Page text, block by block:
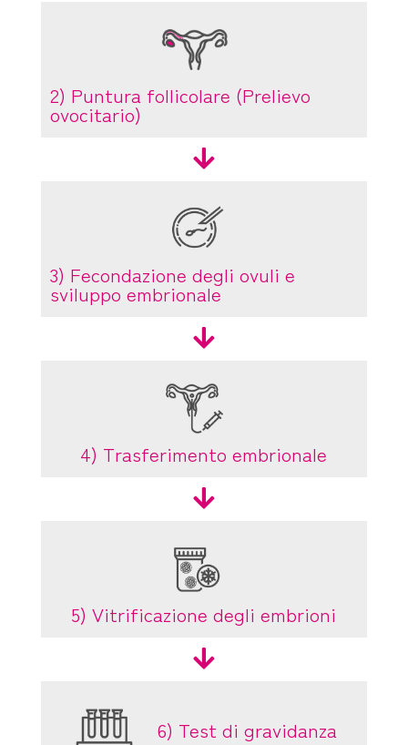
2) Puntura follicolare (Prelievo
ovocitario)

3) Fecondazione degli ovuli e
sviluppo embrionale

4) Trasferimento embrionale

5) Vitrificazione degli embrioni

6) Test di gravidanza